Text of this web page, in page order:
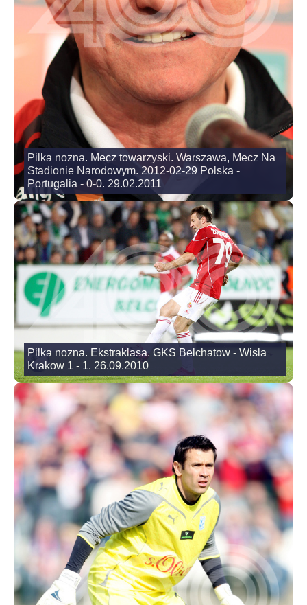
Pilka nozna. Mecz towarzyski. Warszawa, Mecz Na
Stadionie Narodowym. 2012-02-29 Polska -
Portugalia - 0-0. 29.02.2011
Pilka nozna. Ekstraklasa. GKS Belchatow - Wisla
Krakow 1 - 1. 26.09.2010